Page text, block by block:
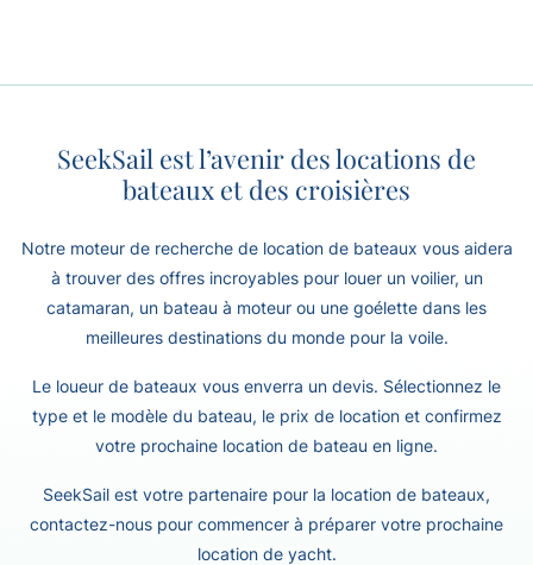
SeekSail est l’avenir des locations de
bateaux et des croisières
Notre moteur de recherche de location de bateaux vous aidera
à trouver des offres incroyables pour louer un voilier, un
catamaran, un bateau à moteur ou une goélette dans les
meilleures destinations du monde pour la voile.
Le loueur de bateaux vous enverra un devis. Sélectionnez le
type et le modèle du bateau, le prix de location et confirmez
votre prochaine location de bateau en ligne.
SeekSail est votre partenaire pour la location de bateaux,
contactez-nous pour commencer à préparer votre prochaine
location de yacht.